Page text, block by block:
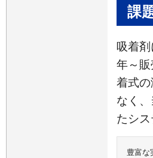
課
吸着
年～
着式
なく
たシス
豊富な